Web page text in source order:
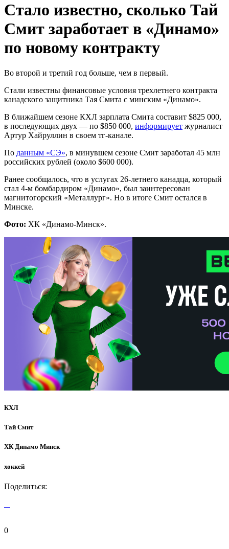
Стало известно, сколько Тай
Смит заработает в «Динамо»
по новому контракту
Во второй и третий год больше, чем в первый.
Стали известны финансовые условия трехлетнего контракта
канадского защитника Тая Смита с минским «Динамо».
В ближайшем сезоне КХЛ зарплата Смита составит $825 000,
в последующих двух — по $850 000, информирует журналист
Артур Хайруллин в своем тг-канале.
По данным «СЭ», в минувшем сезоне Смит заработал 45 млн
российских рублей (около $600 000).
Ранее сообщалось, что в услугах 26-летнего канадца, который
стал 4-м бомбардиром «Динамо», был заинтересован
магнитогорский «Металлург». Но в итоге Смит остался в
Минске.
Фото: ХК «Динамо-Минск».
КХЛ
Тай Смит
ХК Динамо Минск
хоккей
Поделиться:
0